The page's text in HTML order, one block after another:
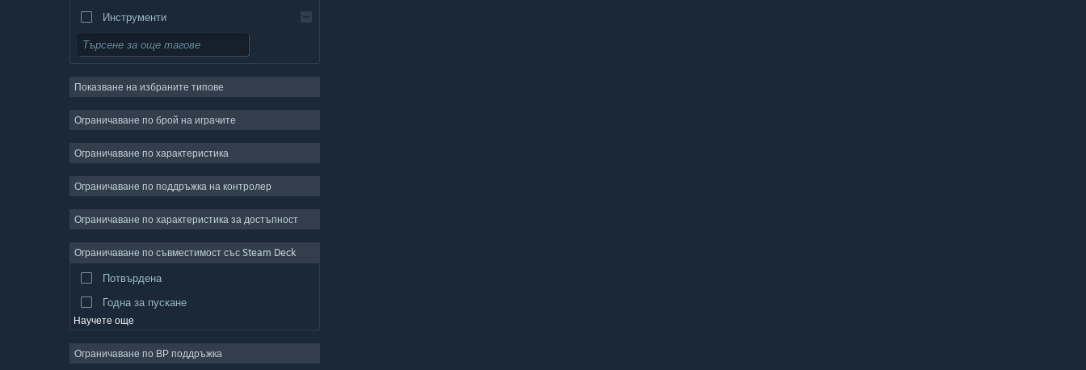
Инструменти
Безплатни за пускане
Масивни мрежови
Независими
Неангажиращи
Симулации
Видео продукция
Редактор на снимки
Показване на избраните типове
Ограничаване по брой на играчите
Ограничаване по характеристика
Ограничаване по поддръжка на контролер
Ограничаване по характеристика за достъпност
Ограничаване по съвместимост със Steam Deck
Потвърдена
Годна за пускане
Научете още
Ограничаване по ВР поддръжка